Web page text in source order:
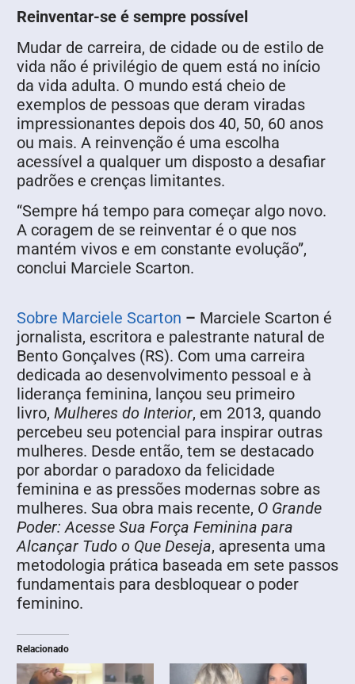
Reinventar-se é sempre possível
Mudar de carreira, de cidade ou de estilo de
vida não é privilégio de quem está no início
da vida adulta. O mundo está cheio de
exemplos de pessoas que deram viradas
impressionantes depois dos 40, 50, 60 anos
ou mais. A reinvenção é uma escolha
acessível a qualquer um disposto a desafiar
padrões e crenças limitantes.
“Sempre há tempo para começar algo novo.
A coragem de se reinventar é o que nos
mantém vivos e em constante evolução”,
conclui Marciele Scarton.
Sobre Marciele Scarton – Marciele Scarton é
jornalista, escritora e palestrante natural de
Bento Gonçalves (RS). Com uma carreira
dedicada ao desenvolvimento pessoal e à
liderança feminina, lançou seu primeiro
livro, Mulheres do Interior, em 2013, quando
percebeu seu potencial para inspirar outras
mulheres. Desde então, tem se destacado
por abordar o paradoxo da felicidade
feminina e as pressões modernas sobre as
mulheres. Sua obra mais recente, O Grande
Poder: Acesse Sua Força Feminina para
Alcançar Tudo o Que Deseja, apresenta uma
metodologia prática baseada em sete passos
fundamentais para desbloquear o poder
feminino.
Relacionado